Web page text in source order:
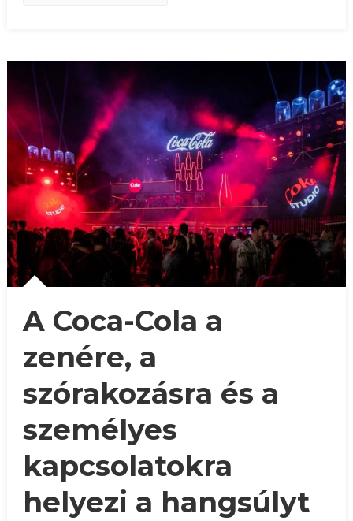
A Coca-Cola a
zenére, a
szórakozásra és a
személyes
kapcsolatokra
helyezi a hangsúlyt